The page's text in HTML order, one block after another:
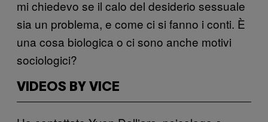
mi chiedevo se il calo del desiderio sessuale
sia un problema, e come ci si fanno i conti. È
una cosa biologica o ci sono anche motivi
sociologici?
VIDEOS BY VICE